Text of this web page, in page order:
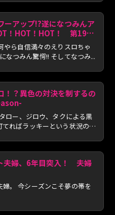
ーアップ!?遂になつみんア
！HOT！HOT！ 第19
やら自信満々のえりスロちゃ
なつみん驚愕!! そしてなつみ...
！？異色の対決を制するの
ロー、ジロウ、タクによる黒
ればラッキーという状況の
夫婦、6年目突入！ 夫婦
。 今シーズンこそ夢の帯を